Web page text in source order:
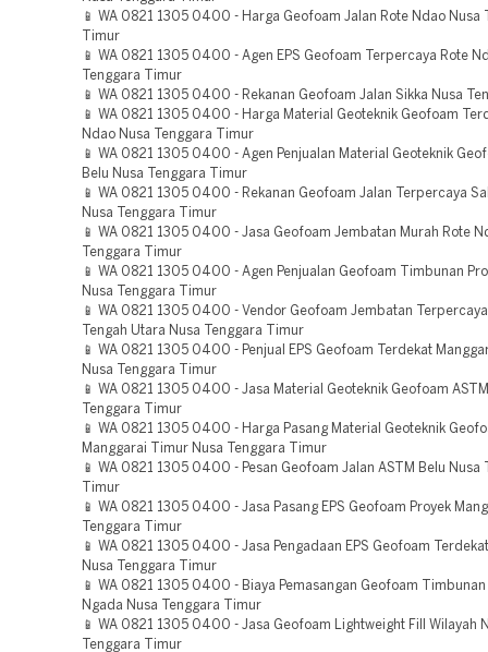
📱 WA 0821 1305 0400 - Harga Geofoam Jalan Rote Ndao Nusa
Timur
📱 WA 0821 1305 0400 - Agen EPS Geofoam Terpercaya Rote
Tenggara Timur
📱 WA 0821 1305 0400 - Rekanan Geofoam Jalan Sikka Nusa
📱 WA 0821 1305 0400 - Harga Material Geoteknik Geofoam
Ndao Nusa Tenggara Timur
📱 WA 0821 1305 0400 - Agen Penjualan Material Geoteknik
Belu Nusa Tenggara Timur
📱 WA 0821 1305 0400 - Rekanan Geofoam Jalan Terpercaya
Nusa Tenggara Timur
📱 WA 0821 1305 0400 - Jasa Geofoam Jembatan Murah Rote
Tenggara Timur
📱 WA 0821 1305 0400 - Agen Penjualan Geofoam Timbunan
Nusa Tenggara Timur
📱 WA 0821 1305 0400 - Vendor Geofoam Jembatan
Tengah Utara Nusa Tenggara Timur
📱 WA 0821 1305 0400 - Penjual EPS Geofoam Terdekat
Nusa Tenggara Timur
📱 WA 0821 1305 0400 - Jasa Material Geoteknik Geofoam
Tenggara Timur
📱 WA 0821 1305 0400 - Harga Pasang Material Geoteknik
Manggarai Timur Nusa Tenggara Timur
📱 WA 0821 1305 0400 - Pesan Geofoam Jalan ASTM Belu Nusa
Timur
📱 WA 0821 1305 0400 - Jasa Pasang EPS Geofoam Proyek
Tenggara Timur
📱 WA 0821 1305 0400 - Jasa Pengadaan EPS Geofoam
Nusa Tenggara Timur
📱 WA 0821 1305 0400 - Biaya Pemasangan Geofoam
Ngada Nusa Tenggara Timur
📱 WA 0821 1305 0400 - Jasa Geofoam Lightweight Fill Wilayah
Tenggara Timur